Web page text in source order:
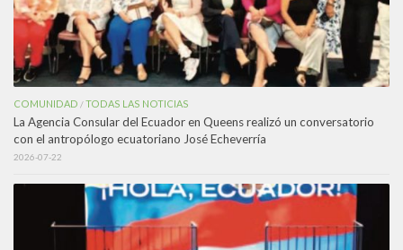
COMUNIDAD /TODAS LAS NOTICIAS
La Agencia Consular del Ecuador en Queens realizó un conversatorio
con el antropólogo ecuatoriano José Echeverría
2026-07-22